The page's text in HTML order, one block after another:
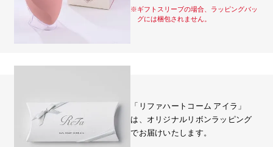
※ギフトスリーブの場合、ラッピングバッ
グには梱包されません。
「リファハートコーム アイラ」
は、オリジナルリボンラッピング
でお届けいたします。